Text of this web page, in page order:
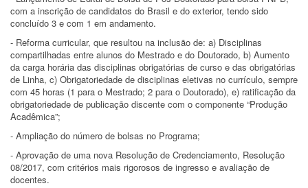
com a inscrição de candidatos do Brasil e do exterior, tendo sido
concluído 3 e com 1 em andamento.
- Reforma curricular, que resultou na inclusão de: a) Disciplinas
compartilhadas entre alunos do Mestrado e do Doutorado, b) Aumento
da carga horária das disciplinas obrigatórias de curso e das obrigatórias
de Linha, c) Obrigatoriedade de disciplinas eletivas no currículo, sempre
com 45 horas (1 para o Mestrado; 2 para o Doutorado), e) ratificação da
obrigatoriedade de publicação discente com o componente “Produção
Acadêmica”;
- Ampliação do número de bolsas no Programa;
- Aprovação de uma nova Resolução de Credenciamento, Resolução
08/2017, com critérios mais rigorosos de ingresso e avaliação de
docentes.